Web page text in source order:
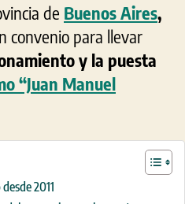
de Buenos Aires,
convenio para llevar
y la puesta
“Juan Manuel
2011